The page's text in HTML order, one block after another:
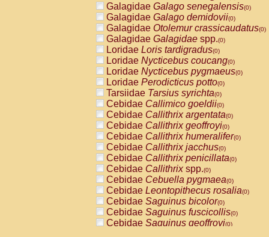
Galagidae Galago senegalensis(0)
Galagidae Galago demidovii(0)
Galagidae Otolemur crassicaudatus(0)
Galagidae Galagidae spp.(0)
Loridae Loris tardigradus(0)
Loridae Nycticebus coucang(0)
Loridae Nycticebus pygmaeus(0)
Loridae Perodicticus potto(0)
Tarsiidae Tarsius syrichta(0)
Cebidae Callimico goeldii(0)
Cebidae Callithrix argentata(0)
Cebidae Callithrix geoffroyi(0)
Cebidae Callithrix humeralifer(0)
Cebidae Callithrix jacchus(0)
Cebidae Callithrix penicillata(0)
Cebidae Callithrixspp.(0)
Cebidae Cebuella pygmaea(0)
Cebidae Leontopithecus rosalia(0)
Cebidae Saguinus bicolor(0)
Cebidae Saguinus fuscicollis(0)
Cebidae Saguinus geoffroyi(0)